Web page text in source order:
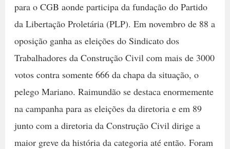
para o CGB aonde participa da fundação do Partido
da Libertação Proletária (PLP). Em novembro de 88 a
oposição ganha as eleições do Sindicato dos
Trabalhadores da Construção Civil com mais de 3000
votos contra somente 666 da chapa da situação, o
pelego Mariano. Raimundão se destaca enormemente
na campanha para as eleições da diretoria e em 89
junto com a diretoria da Construção Civil dirige a
maior greve da história da categoria até então. Foram